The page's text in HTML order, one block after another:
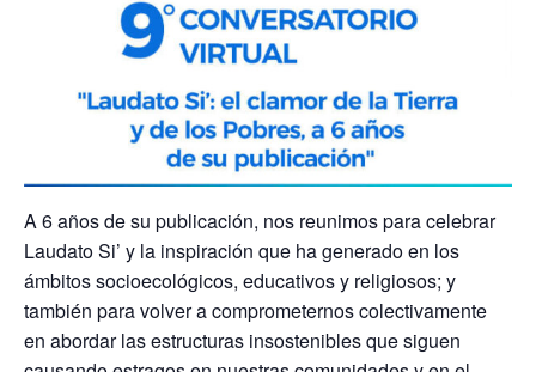
A 6 años de su publicación, nos reunimos para celebrar
Laudato Si’ y la inspiración que ha generado en los
ámbitos socioecológicos, educativos y religiosos; y
también para volver a comprometernos colectivamente
en abordar las estructuras insostenibles que siguen